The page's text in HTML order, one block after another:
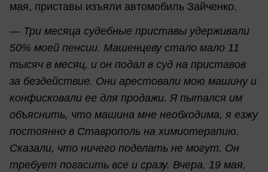
мая, приставы изъяли автомобиль Зайченко.
— Три месяца судебные приставы удерживали
50% моей пенсии. Машенцеву стало мало 11
тысяч в месяц, и он подал в суд на приставов
за бездействие. Они арестовали мою машину и
конфисковали ее для продажи. Я пытался им
объяснить, что машина мне необходима, я езжу
постоянно в Ставрополь на химиотерапию.
Сказали, что ничего поделать не могут. Он
требует погасить все и сразу. Вчера, 19 мая,